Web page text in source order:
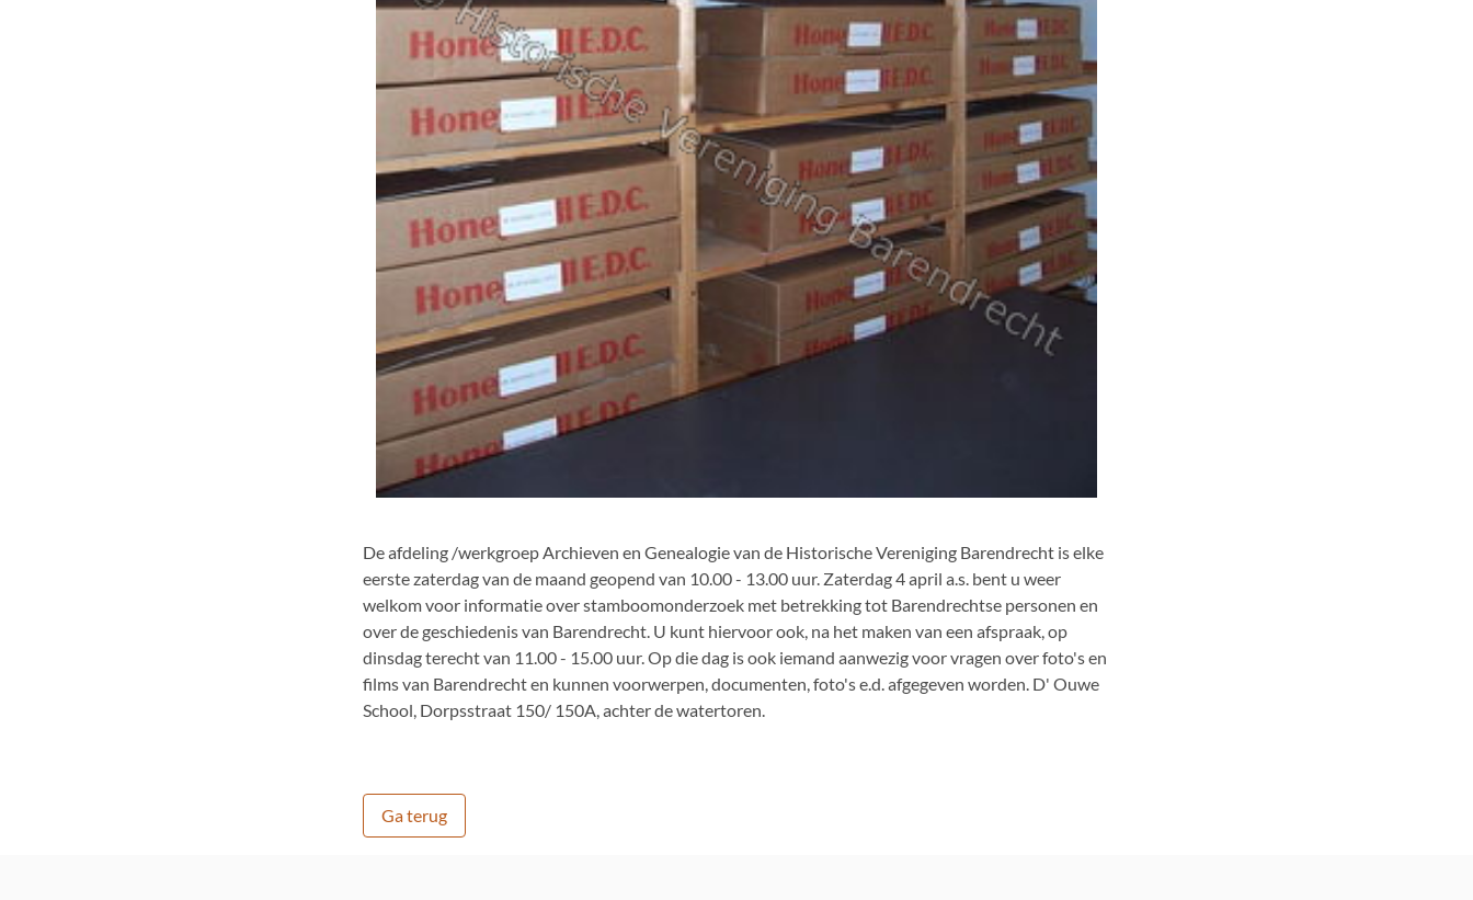
De afdeling /werkgroep Archieven en Genealogie van de Historische Vereniging Barendrecht is elke
eerste zaterdag van de maand geopend van 10.00 - 13.00 uur. Zaterdag 4 april a.s. bent u weer
welkom voor informatie over stamboomonderzoek met betrekking tot Barendrechtse personen en
over de geschiedenis van Barendrecht. U kunt hiervoor ook, na het maken van een afspraak, op
dinsdag terecht van 11.00 - 15.00 uur. Op die dag is ook iemand aanwezig voor vragen over foto's en
films van Barendrecht en kunnen voorwerpen, documenten, foto's e.d. afgegeven worden. D' Ouwe
School, Dorpsstraat 150/ 150A, achter de watertoren.
Ga terug